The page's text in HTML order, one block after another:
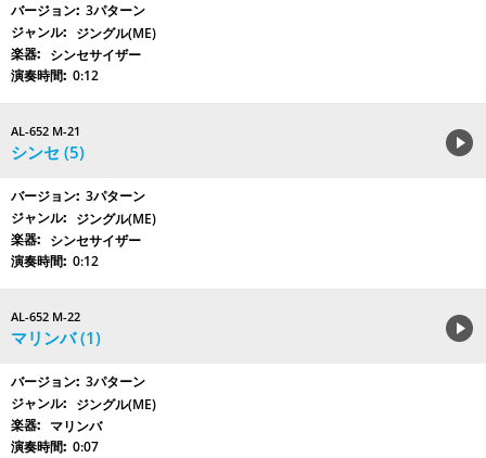
3パターン
ジングル(ME)
シンセサイザー
0:12
AL-652 M-21
シンセ (5)
3パターン
ジングル(ME)
シンセサイザー
0:12
AL-652 M-22
マリンバ (1)
3パターン
ジングル(ME)
マリンバ
0:07